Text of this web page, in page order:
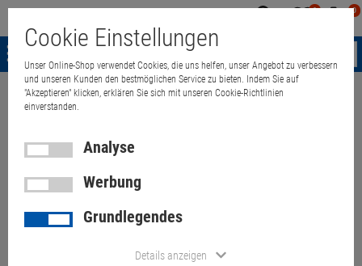
0 0
Menü
Weiter einkaufen
Apple iMac 27" 10,1 Core 2
Duo E7600 @ 3,06GHz 4GB
ohne HDD/Glasscheibe Late
Cookie Einstellungen
Unser Online-Shop verwendet Cookies, die uns helfen, unser Angebot zu verbessern
und unseren Kunden den bestmöglichen Service zu bieten. Indem Sie auf
"Akzeptieren" klicken, erklären Sie sich mit unseren Cookie-Richtlinien
einverstanden.
Analyse
Werbung
Grundlegendes
Details anzeigen